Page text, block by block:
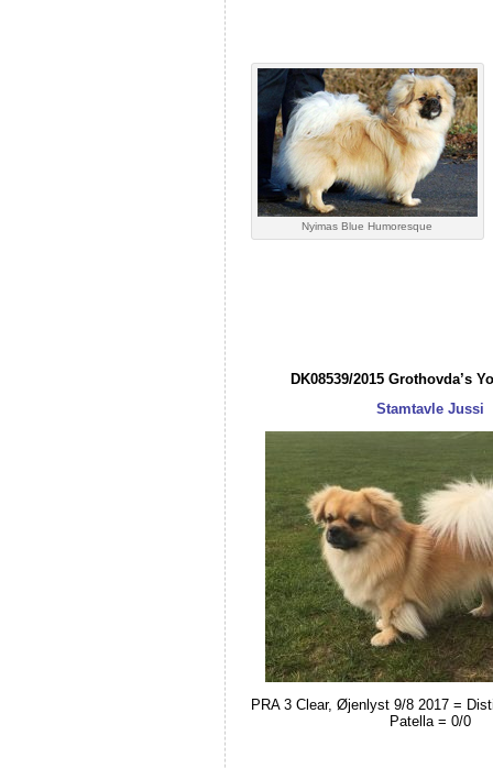
Nyimas Blue Humoresque
DK08539/2015 Grothovda’s
Stamtavle Jussi
PRA 3 Clear, Øjenlyst 9/8 2017 =
Patella = 0/0